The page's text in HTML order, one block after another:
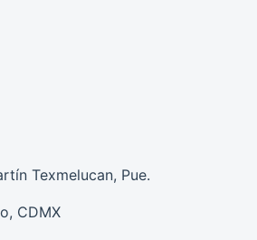
Texmelucan, Pue.
CDMX